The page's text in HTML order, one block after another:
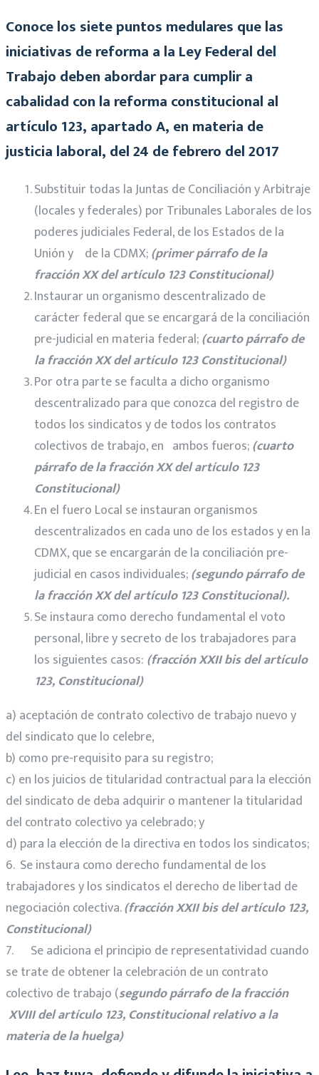
Conoce los siete puntos medulares que las
iniciativas de reforma a la Ley Federal del
Trabajo deben abordar para cumplir a
cabalidad con la reforma constitucional al
artículo 123, apartado A, en materia de
justicia laboral, del 24 de febrero del 2017
Substituir todas la Juntas de Conciliación y Arbitraje
(locales y federales) por Tribunales Laborales de los
poderes judiciales Federal, de los Estados de la
Unión y de la CDMX;(primer párrafo de la
fracción XX del artículo 123 Constitucional)
Instaurar un organismo descentralizado de
carácter federal que se encargará de la conciliación
pre-judicial en materia federal;(cuarto párrafo de
la fracción XX del artículo 123 Constitucional)
Por otra parte se faculta a dicho organismo
descentralizado para que conozca del registro de
todos los sindicatos y de todos los contratos
colectivos de trabajo, en ambos fueros;(cuarto
párrafo de la fracción XX del artículo 123
Constitucional)
En el fuero Local se instauran organismos
descentralizados en cada uno de los estados y en la
CDMX, que se encargarán de la conciliación pre-
judicial en casos individuales;(segundo párrafo de
la fracción XX del artículo 123 Constitucional).
Se instaura como derecho fundamental el voto
personal, libre y secreto de los trabajadores para
los siguientes casos: (fracción XXII bis del artículo
123, Constitucional)
a) aceptación de contrato colectivo de trabajo nuevo y
del sindicato que lo celebre,
b) como pre-requisito para su registro;
c) en los juicios de titularidad contractual para la elección
del sindicato de deba adquirir o mantener la titularidad
del contrato colectivo ya celebrado; y
d) para la elección de la directiva en todos los sindicatos;
6. Se instaura como derecho fundamental de los
trabajadores y los sindicatos el derecho de libertad de
negociación colectiva.(fracción XXII bis del artículo 123,
Constitucional)
7. Se adiciona el principio de representatividad cuando
se trate de obtener la celebración de un contrato
colectivo de trabajo (segundo párrafo de la fracción
XVIII del artículo 123, Constitucional relativo a la
materia de la huelga)